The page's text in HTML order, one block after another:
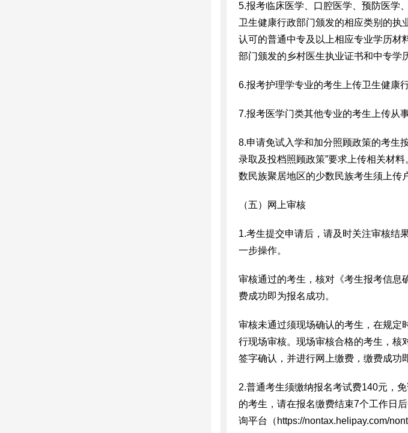
5.报考临床医学、口腔医学、预防医学
卫生健康行政部门颁发的相应类别的执
认可的普通中专及以上相应专业学历材
部门颁发的乡村医生执业证书和中专学
6.报考护理学专业的考生上传卫生健康
7.报考医学门类其他专业的考生上传从
8.申请免试入学和加分照顾政策的考生
录取及投档照顾政策”要求上传相关材
数民族聚居地区的少数民族考生须上传
（五）网上审核
1.考生提交申请后，请及时关注审核结
一步操作。
审核通过的考生，核对《考生报考信息
费成功即为报名成功。
审核未通过须现场确认的考生，在规定
行现场审核。现场审核合格的考生，核
签字确认，并进行网上缴费，缴费成功
2.普通考生须缴纳报名考试费140元，
的考生，请在报名缴费结束7个工作日
询平台（https://nontax.helipay.com/